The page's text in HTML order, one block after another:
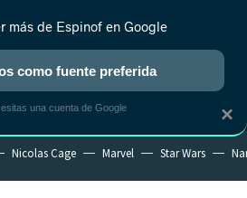
NUEVO
REALITY ANIME RANKINGS CINE
Nicolas Cage Marvel Star Wars
×
más de Espinof en Google
como fuente preferida
una cuenta de Google